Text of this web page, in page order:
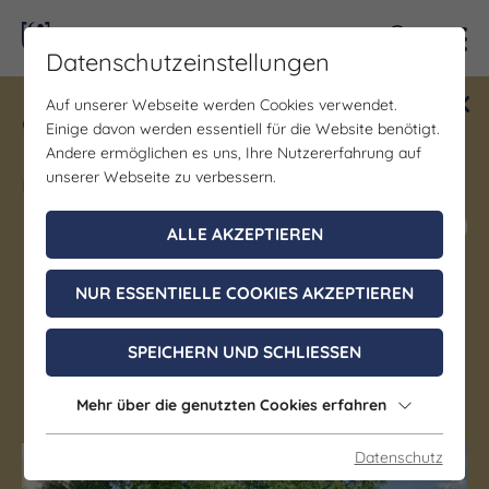
Gewinne ein Blind Date mit Saale-
Unstrut! Teilnahme vom 1.7. - 18.12.
möglich.
Jetzt mitmachen
Pension Sommerfrische
Nebra (Unstrut)
Datenschutzeinstellungen
Auf unserer Webseite werden Cookies verwendet.
Einige davon werden essentiell für die Website benötigt.
Andere ermöglichen es uns, Ihre Nutzererfahrung auf
unserer Webseite zu verbessern.
ALLE AKZEPTIEREN
NUR ESSENTIELLE COOKIES AKZEPTIEREN
SPEICHERN UND SCHLIESSEN
Mehr über die genutzten Cookies erfahren
Datenschutz